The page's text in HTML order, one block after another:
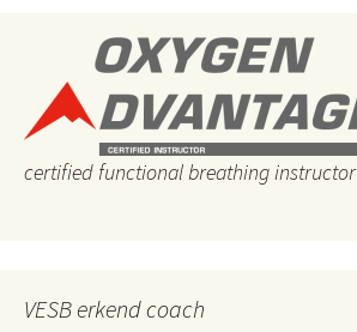
certified functional breathing instructor
VESB erkend coach